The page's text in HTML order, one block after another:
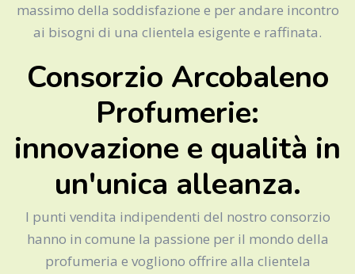
massimo della soddisfazione e per andare incontro
ai bisogni di una clientela esigente e raffinata.
Consorzio Arcobaleno
Profumerie:
innovazione e qualità in
un'unica alleanza.
I punti vendita indipendenti del nostro consorzio
hanno in comune la passione per il mondo della
profumeria e vogliono offrire alla clientela